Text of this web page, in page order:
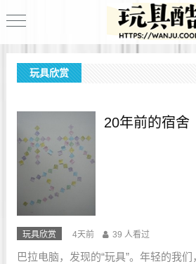
玩具欣赏
20年前的宿舍
玩具欣赏 4天前 39 人看过
巴拉电脑，发现的“玩具”。年轻的我